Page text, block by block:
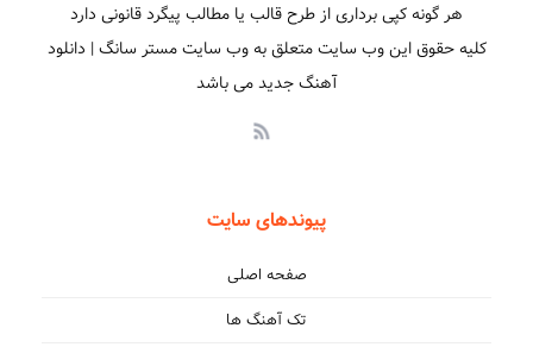
هر گونه کپی برداری از طرح قالب یا مطالب پیگرد قانونی دارد
کلیه حقوق این وب سایت متعلق به وب سایت مستر سانگ | دانلود
آهنگ جدید می باشد
پیوندهای سایت
صفحه اصلی
تک آهنگ ها